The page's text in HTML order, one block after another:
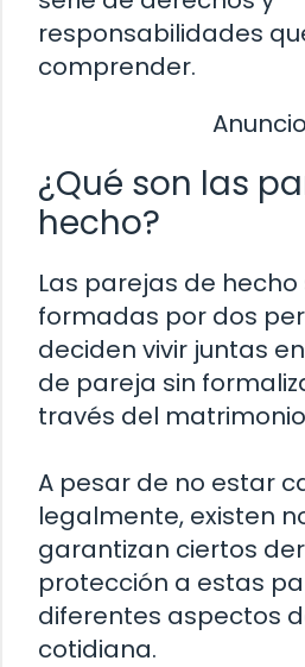
responsabilidades
comprender.
¿Qué son las
hecho?
Las parejas de
formadas por dos
deciden vivir juntas
de pareja sin
través del
A pesar de no estar
legalmente, existen
garantizan ciertos
protección a estas
diferentes aspectos
cotidiana.